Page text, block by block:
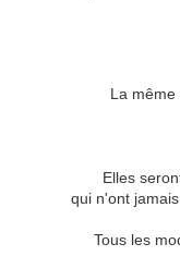
La même
Elles
qui n'ont
Tous les